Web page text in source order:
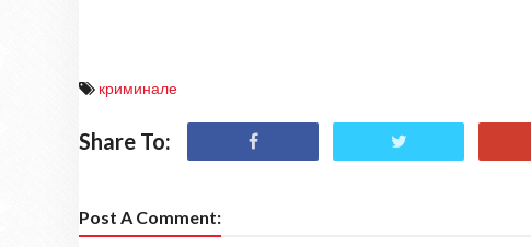
криминале
Share To:
Post A Comment: